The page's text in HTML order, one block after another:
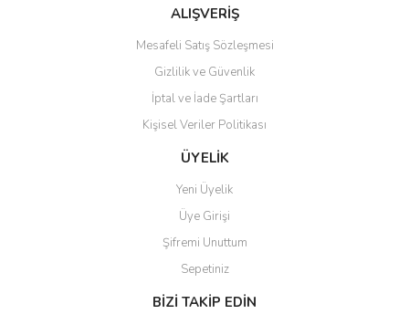
ALIŞVERİŞ
Mesafeli Satış Sözleşmesi
Gizlilik ve Güvenlik
İptal ve İade Şartları
Kişisel Veriler Politikası
ÜYELİK
Yeni Üyelik
Üye Girişi
Şifremi Unuttum
Sepetiniz
BİZİ TAKİP EDİN